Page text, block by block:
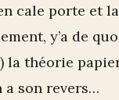
cale porte et
y’a de
la théorie
a son revers…